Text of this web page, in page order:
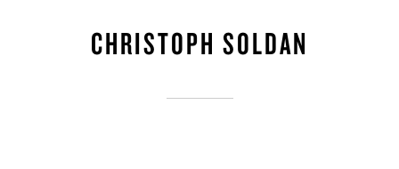
CHRISTOPH SOLDAN